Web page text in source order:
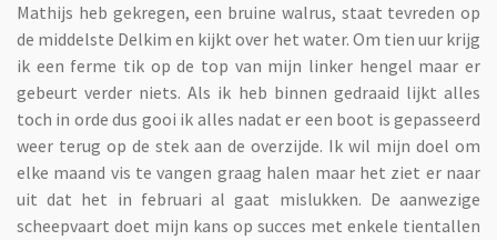
Mathijs heb gekregen, een bruine walrus, staat tevreden op
de middelste Delkim en kijkt over het water. Om tien uur krijg
ik een ferme tik op de top van mijn linker hengel maar er
gebeurt verder niets. Als ik heb binnen gedraaid lijkt alles
toch in orde dus gooi ik alles nadat er een boot is gepasseerd
weer terug op de stek aan de overzijde. Ik wil mijn doel om
elke maand vis te vangen graag halen maar het ziet er naar
uit dat het in februari al gaat mislukken. De aanwezige
scheepvaart doet mijn kans op succes met enkele tientallen